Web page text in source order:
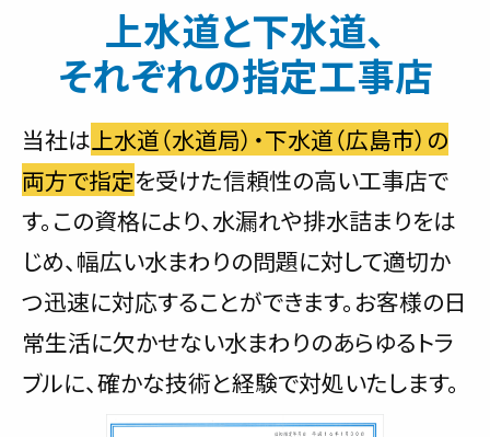
上水道と下水道、
それぞれの指定工事店
当社は 上水道（水道局）・下水道（広島市）の
両方で指定を受けた信頼性の高い工事店で
す。この資格により、水漏れや排水詰まりをは
じめ、幅広い水まわりの問題に対して適切か
つ迅速に対応することができます。お客様の日
常生活に欠かせない水まわりのあらゆるトラ
ブルに、確かな技術と経験で対処いたします。